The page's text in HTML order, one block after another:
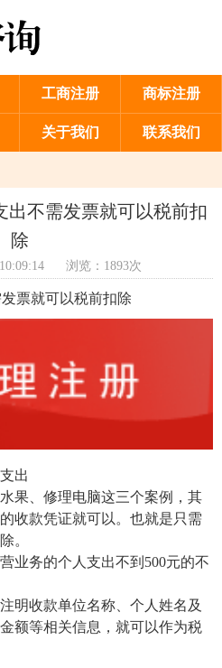
工商注册 商标注册
关于我们 联系我们
出不需发票就可以税前扣
除
10:09:14 浏览：1893次
票就可以税前扣除
出
果、修理电脑这三个案例，其
收款凭证就可以。也就是只需
。
业务的个人支出不到500元的不
明收款单位名称、个人姓名及
额等相关信息，就可以作为税